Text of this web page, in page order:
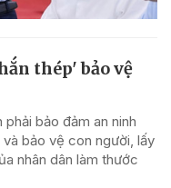
thép' bảo vệ
bảo đảm an ninh
bảo vệ con người, lấy
nhân dân làm thước